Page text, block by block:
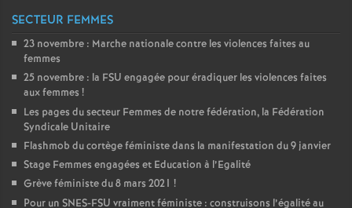
SECTEUR FEMMES
23 novembre : Marche nationale contre les violences faites au
femmes
25 novembre : la FSU engagée pour éradiquer les violences faites
aux femmes !
Les pages du secteur Femmes de notre fédération, la Fédération
Syndicale Unitaire
Flashmob du cortège féministe dans la manifestation du 9 janvier
Stage Femmes engagées et Education à l’Egalité
Grève féministe du 8 mars 2021 !
Pour un SNES-FSU vraiment féministe : construisons l’égalité au